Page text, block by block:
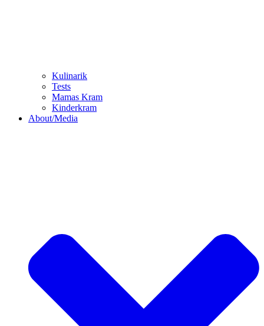
Kulinarik
Tests
Mamas Kram
Kinderkram
About/Media